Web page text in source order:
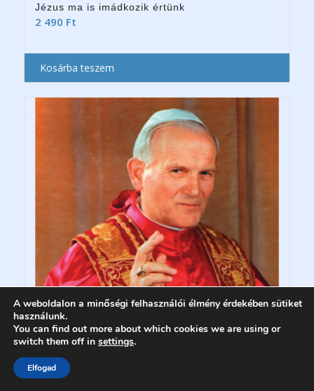
Jézus ma is imádkozik értünk
2 490 Ft
Kosárba teszem
A weboldalon a minőségi felhasználói élmény érdekében sütiket
használunk.
You can find out more about which cookies we are using or
switch them off in settings.
Elfogad